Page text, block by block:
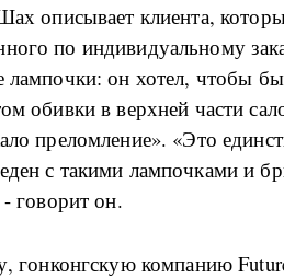
описывает клиента,
по индивидуальному
лампочки: он хотел, чтобы
обивки в верхней части
преломление». «Это
с такими лампочками и
говорит он.
гонконгскую компанию